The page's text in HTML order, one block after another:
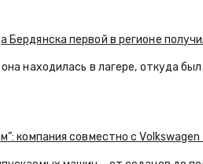
Бердянска первой в регионе
находилась в лагере, откуда
компания совместно с